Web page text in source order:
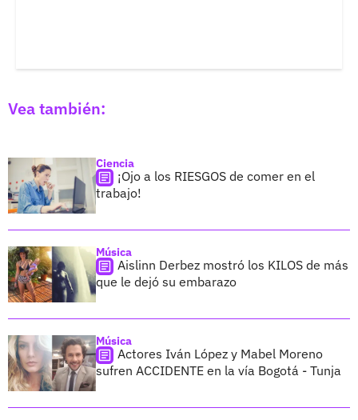
Vea también:
Ciencia
¡Ojo a los RIESGOS de comer en el
trabajo!
Música
Aislinn Derbez mostró los KILOS de más
que le dejó su embarazo
Música
Actores Iván López y Mabel Moreno
sufren ACCIDENTE en la vía Bogotá - Tunja